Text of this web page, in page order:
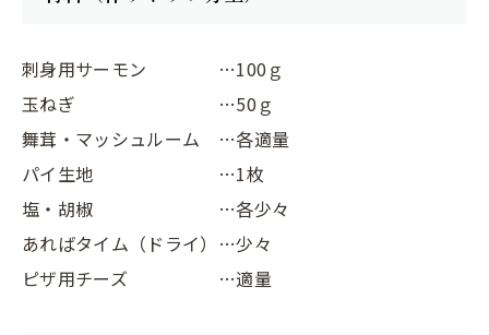
刺身用サーモン
…100ｇ
玉ねぎ
…50ｇ
舞茸・マッシュルーム
…各適量
パイ生地
…1枚
塩・胡椒
…各少々
あればタイム（ドライ） …少々
ピザ用チーズ
…適量